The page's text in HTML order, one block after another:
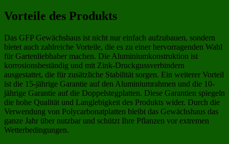
Vorteile des Produkts
Das GFP Gewächshaus ist nicht nur einfach aufzubauen, sondern
bietet auch zahlreiche Vorteile, die es zu einer hervorragenden Wahl
für Gartenliebhaber machen. Die Aluminiumkonstruktion ist
korrosionsbeständig und mit Zink-Druckgussverbindern
ausgestattet, die für zusätzliche Stabilität sorgen. Ein weiterer Vorteil
ist die 15-jährige Garantie auf den Aluminiumrahmen und die 10-
jährige Garantie auf die Doppelstegplatten. Diese Garantien spiegeln
die hohe Qualität und Langlebigkeit des Produkts wider. Durch die
Verwendung von Polycarbonatplatten bleibt das Gewächshaus das
ganze Jahr über nutzbar und schützt Ihre Pflanzen vor extremen
Wetterbedingungen.